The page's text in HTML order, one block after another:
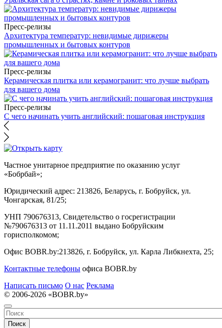
Пресс-релизы
Архитектура температур: невидимые дирижеры
промышленных и бытовых контуров
Пресс-релизы
Керамическая плитка или керамогранит: что лучше выбрать
для вашего дома
Пресс-релизы
С чего начинать учить английский: пошаговая инструкция
Частное унитарное предприятие по оказанию услуг
«Бобрбай»;
Юридический адрес: 213826, Беларусь, г. Бобруйск, ул.
Чонгарская, 81/25;
УНП 790676313, Свидетельство о госрегистрации
№790676313 от 11.11.2011 выдано Бобруйским
горисполкомом;
Офис BOBR.by:213826, г. Бобруйск, ул. Карла Либкнехта, 25;
Контактные телефоны офиса BOBR.by
Написать письмо О нас Реклама
© 2006-2026 «BOBR.by»
Поиск